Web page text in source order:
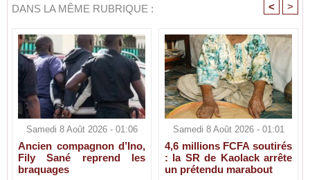
DANS LA MÊME RUBRIQUE : < >
Samedi 8 Août 2026 - 01:06
Ancien compagnon d’Ino,
Fily Sané reprend les
braquages
Samedi 8 Août 2026 - 01:01
4,6 millions FCFA soutirés
: la SR de Kaolack arrête
un prétendu marabout